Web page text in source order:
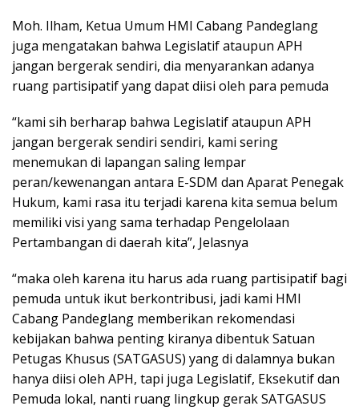
Moh. Ilham, Ketua Umum HMI Cabang Pandeglang
juga mengatakan bahwa Legislatif ataupun APH
jangan bergerak sendiri, dia menyarankan adanya
ruang partisipatif yang dapat diisi oleh para pemuda
“kami sih berharap bahwa Legislatif ataupun APH
jangan bergerak sendiri sendiri, kami sering
menemukan di lapangan saling lempar
peran/kewenangan antara E-SDM dan Aparat Penegak
Hukum, kami rasa itu terjadi karena kita semua belum
memiliki visi yang sama terhadap Pengelolaan
Pertambangan di daerah kita”, Jelasnya
“maka oleh karena itu harus ada ruang partisipatif bagi
pemuda untuk ikut berkontribusi, jadi kami HMI
Cabang Pandeglang memberikan rekomendasi
kebijakan bahwa penting kiranya dibentuk Satuan
Petugas Khusus (SATGASUS) yang di dalamnya bukan
hanya diisi oleh APH, tapi juga Legislatif, Eksekutif dan
Pemuda lokal, nanti ruang lingkup gerak SATGASUS